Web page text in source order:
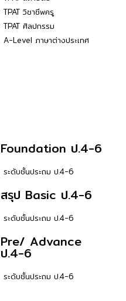
TPAT วิชาชีพครู
TPAT ศิลปกรรม
A-Level ภาษาต่างประเทศ
Foundation ป.4-6
ระดับชั้นประถม ป.4-6
สรุป Basic ป.4-6
ระดับชั้นประถม ป.4-6
Pre/ Advance
ป.4-6
ระดับชั้นประถม ป.4-6